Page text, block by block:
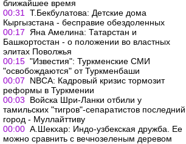
ближайшее время
00:31
Т.Бекбулатова: Детские дома
Кыргызстана - бесправие обездоленных
00:17
Яна Амелина: Татарстан и
Башкортостан - о положении во властных
элитах Поволжья
00:15 "Известия": Туркменские СМИ
"освобождаются" от Туркменбаши
00:07
NBCA: Кадровый кризис тормозит
реформы в Туркмении
00:03
Войска Шри-Ланки отбили у
тамильских "тигров"-сепаратистов последний
город - Муллайттиву
00:00 А.Шекхар: Индо-узбекская дружба. Ее
можно сравнить с вечнозеленым деревом